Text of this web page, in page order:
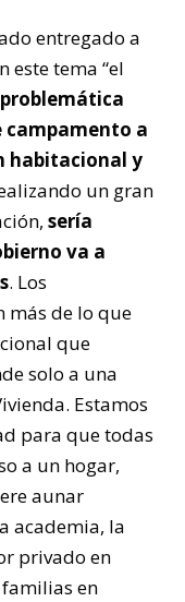
entregado a
este tema “el
campamento a
habitacional y
un gran
sería
va a
. Los
más de lo que
que
solo a una
Estamos
para que todas
a un hogar,
aunar
academia, la
privado en
en